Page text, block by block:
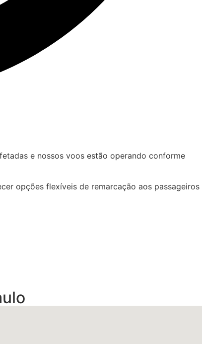
e nossos voos estão operando conforme
opções flexíveis de remarcação aos passageiros